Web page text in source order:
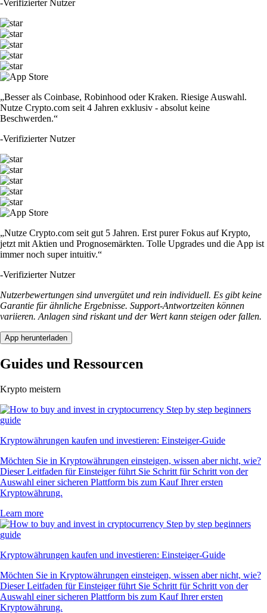
-Verifizierter Nutzer
„Besser als Coinbase, Robinhood oder Kraken. Riesige Auswahl.
Nutze Crypto.com seit 4 Jahren exklusiv - absolut keine
Beschwerden.“
-Verifizierter Nutzer
„Nutze Crypto.com seit gut 5 Jahren. Erst purer Fokus auf Krypto,
jetzt mit Aktien und Prognosemärkten. Tolle Upgrades und die App ist
immer noch super intuitiv.“
-Verifizierter Nutzer
Nutzerbewertungen sind unvergütet und rein individuell. Es gibt keine
Garantie für ähnliche Ergebnisse. Support-Antwortzeiten können
variieren. Anlagen sind riskant und der Wert kann steigen oder fallen.
App herunterladen
Guides und Ressourcen
Krypto meistern
Kryptowährungen kaufen und investieren: Einsteiger-Guide
Möchten Sie in Kryptowährungen einsteigen, wissen aber nicht, wie?
Dieser Leitfaden für Einsteiger führt Sie Schritt für Schritt von der
Auswahl einer sicheren Plattform bis zum Kauf Ihrer ersten
Kryptowährung.
Learn more
Kryptowährungen kaufen und investieren: Einsteiger-Guide
Möchten Sie in Kryptowährungen einsteigen, wissen aber nicht, wie?
Dieser Leitfaden für Einsteiger führt Sie Schritt für Schritt von der
Auswahl einer sicheren Plattform bis zum Kauf Ihrer ersten
Kryptowährung.